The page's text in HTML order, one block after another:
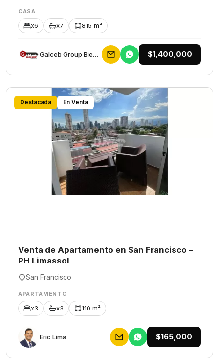
CASA
x6 x7 815 m²
Galceb Group Bienes Raices $1,400,000
Destacada En Venta
Venta de Apartamento en San Francisco –
PH Limassol
San Francisco
APARTAMENTO
x3 x3 110 m²
Eric Lima $165,000